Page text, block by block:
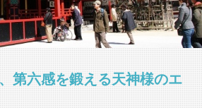
第六感を鍛える天神様のエ